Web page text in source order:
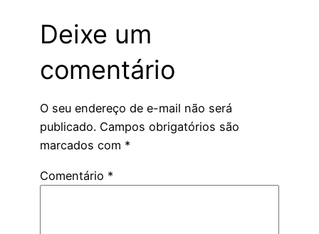
Deixe um
comentário
O seu endereço de e-mail não será
publicado. Campos obrigatórios são
marcados com *
Comentário *